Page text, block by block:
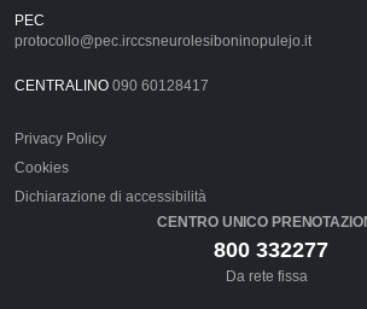
PEC
protocollo@pec.irccsneurolesiboninopulejo.it
CENTRALINO 090 60128417
Privacy Policy
Cookies
Dichiarazione di accessibilità
CENTRO UNICO
800 332277
Da rete fissa